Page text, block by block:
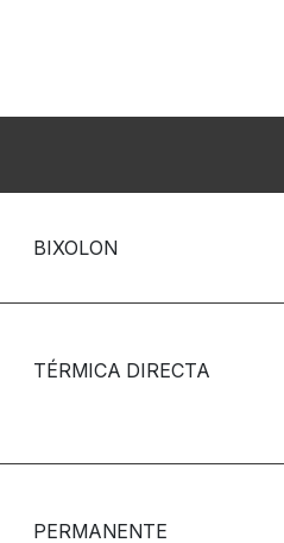
BIXOLON
TÉRMICA DIRECTA
PERMANENTE